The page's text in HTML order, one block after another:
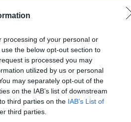
processing of your personal or
the below opt-out section to
is processed you may
utilized by us or personal
may separately opt-out of the
on the IAB’s list of downstream
third parties on the IAB’s List of
third parties.
da
sono
speronando le
un
Teresa Squicciarini
Clementina
-
-
Anthony Napoli
-